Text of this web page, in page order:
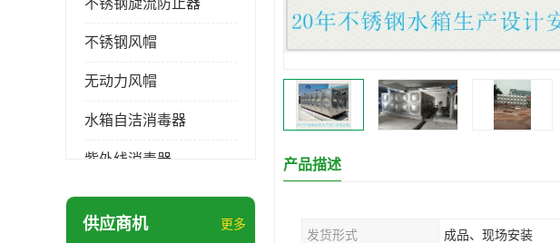
不锈钢旋流防止器
不锈钢风帽
无动力风帽
水箱自洁消毒器
紫外线消毒器
膨胀水箱
供应商机 更多
产品描述
发货形式 成品、现场安装